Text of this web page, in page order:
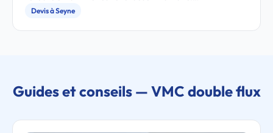
Devis à Seyne
Guides et conseils — VMC double flux